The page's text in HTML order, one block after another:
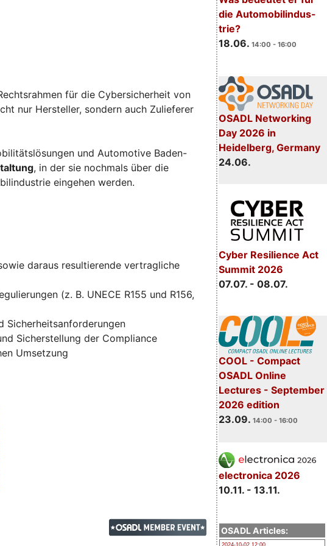
die Automobilindus-
trie?
18.06. 14:00 - 16:00
OSADL Networking
Day 2026 in
Heidelberg, Germany
24.06.
Cyber Resilience Act
Summit 2026
07.07. - 08.07.
COOL - Compact
OSADL Online
Lectures - September
2026 edition
23.09. 14:00 - 16:00
electronica 2026
10.11. - 13.11.
OSADL Articles:
2024-10-02 12:00
für die Cybersicherheit von
nur Hersteller, sondern auch Zulieferer
und Automotive Baden-
, in der sie nochmals über die
eingehen werden.
daraus resultierende vertragliche
(z. B. UNECE R155 und R156,
Sicherheitsanforderungen
Sicherstellung der Compliance
Umsetzung